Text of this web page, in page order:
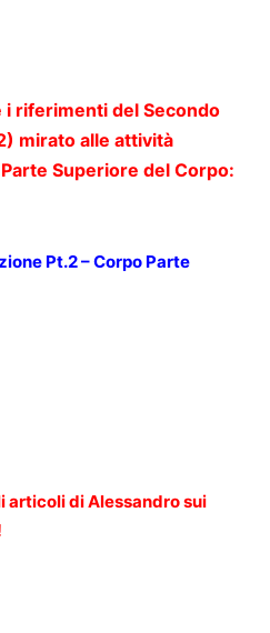
riferimenti del Secondo
mirato alle attività
Superiore del Corpo:
Pt.2 – Corpo Parte
articoli di Alessandro sui